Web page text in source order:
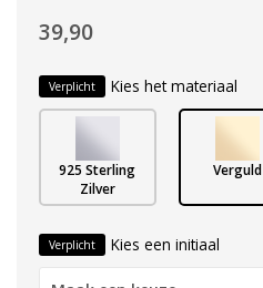
39,90
Verplicht Kies het materiaal
925 Sterling
Zilver
Verguld
Verplicht Kies een initiaal